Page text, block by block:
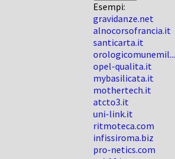
Esempi:
gravidanze.net
alnocorsofrancia.it
santicarta.it
orologicomunemil...
opel-qualita.it
mybasilicata.it
mothertech.it
atcto3.it
uni-link.it
ritmoteca.com
infissiroma.biz
pro-netics.com